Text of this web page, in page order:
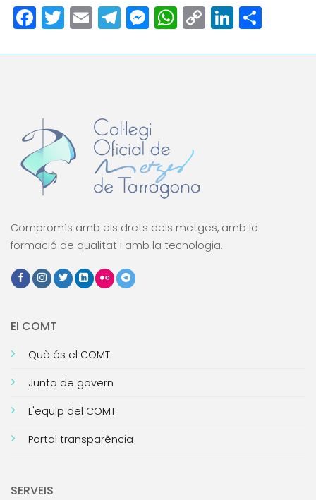
Facebook
Twitter
EmailTelegram
Messenger
WhatsApp
Copy
Link
Compromís amb els drets dels metges, amb la
formació de qualitat i amb la tecnologia.
El COMT
Què és el COMT
Junta de govern
L'equip del COMT
Portal transparència
SERVEIS